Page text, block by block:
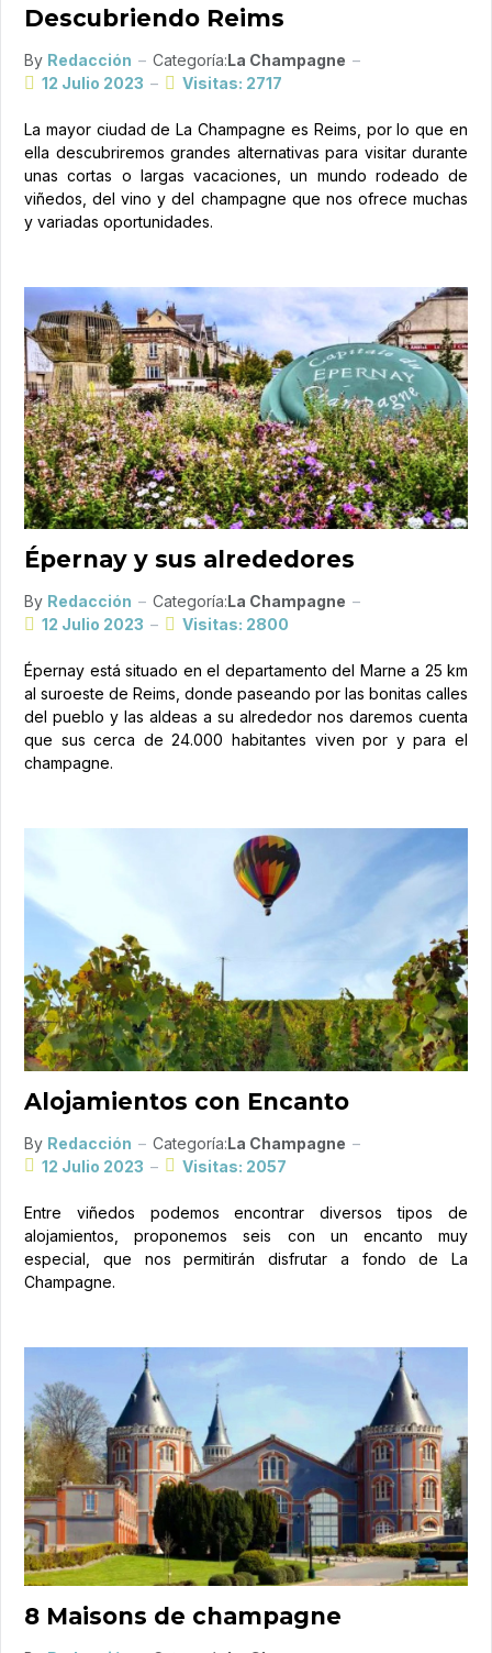
Descubriendo Reims
By Redacción Categoría:La Champagne
12 Julio 2023
Visitas: 2717
La mayor ciudad de La Champagne es Reims, por lo que en
ella descubriremos grandes alternativas para visitar durante
unas cortas o largas vacaciones, un mundo rodeado de
viñedos, del vino y del champagne que nos ofrece muchas
y variadas oportunidades.
Épernay y sus alrededores
By Redacción Categoría:La Champagne
12 Julio 2023
Visitas: 2800
Épernay está situado en el departamento del Marne a 25 km
al suroeste de Reims, donde paseando por las bonitas calles
del pueblo y las aldeas a su alrededor nos daremos cuenta
que sus cerca de 24.000 habitantes viven por y para el
champagne.
Alojamientos con Encanto
By Redacción Categoría:La Champagne
12 Julio 2023
Visitas: 2057
Entre viñedos podemos encontrar diversos tipos de
alojamientos, proponemos seis con un encanto muy
especial, que nos permitirán disfrutar a fondo de La
Champagne.
8 Maisons de champagne